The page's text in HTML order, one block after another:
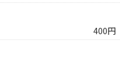
400円